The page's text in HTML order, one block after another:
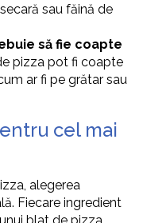
sau făină de
să fie coapte
pizza pot fi coapte
ar fi pe grătar sau
cel mai
alegerea
Fiecare ingredient
blat de pizza